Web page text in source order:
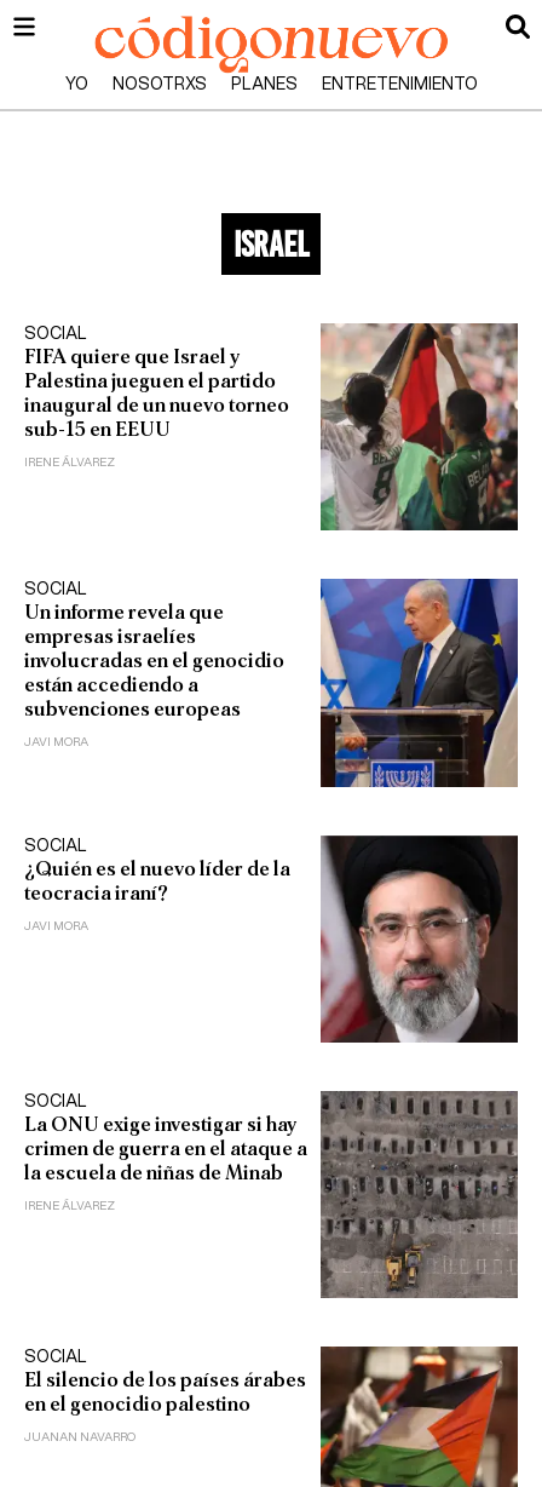
YO NOSOTRXS PLANES ENTRETENIMIENTO
israel
SOCIAL
FIFA quiere que Israel y
Palestina jueguen el partido
inaugural de un nuevo torneo
sub-15 en EEUU
IRENE ÁLVAREZ
SOCIAL
Un informe revela que
empresas israelíes
involucradas en el genocidio
están accediendo a
subvenciones europeas
JAVI MORA
SOCIAL
¿Quién es el nuevo líder de la
teocracia iraní?
JAVI MORA
SOCIAL
La ONU exige investigar si hay
crimen de guerra en el ataque a
la escuela de niñas de Minab
IRENE ÁLVAREZ
SOCIAL
El silencio de los países árabes
en el genocidio palestino
JUANAN NAVARRO